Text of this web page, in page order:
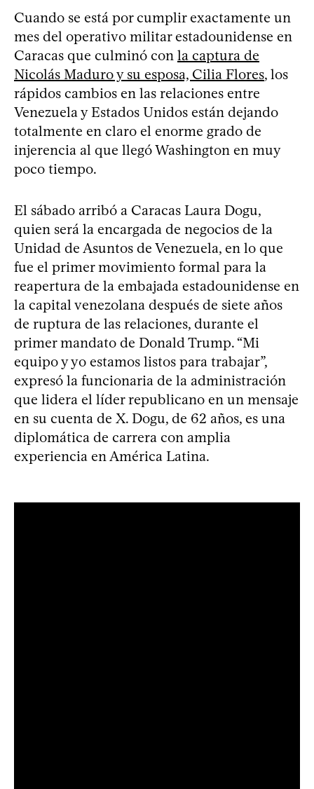
Cuando se está por cumplir exactamente un
mes del operativo militar estadounidense en
Caracas que culminó con la captura de
Nicolás Maduro y su esposa, Cilia Flores, los
rápidos cambios en las relaciones entre
Venezuela y Estados Unidos están dejando
totalmente en claro el enorme grado de
injerencia al que llegó Washington en muy
poco tiempo.
El sábado arribó a Caracas Laura Dogu,
quien será la encargada de negocios de la
Unidad de Asuntos de Venezuela, en lo que
fue el primer movimiento formal para la
reapertura de la embajada estadounidense en
la capital venezolana después de siete años
de ruptura de las relaciones, durante el
primer mandato de Donald Trump. “Mi
equipo y yo estamos listos para trabajar”,
expresó la funcionaria de la administración
que lidera el líder republicano en un mensaje
en su cuenta de X. Dogu, de 62 años, es una
diplomática de carrera con amplia
experiencia en América Latina.